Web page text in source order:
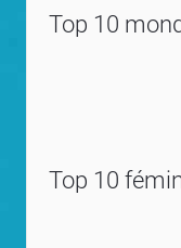
Top 10
Top 10